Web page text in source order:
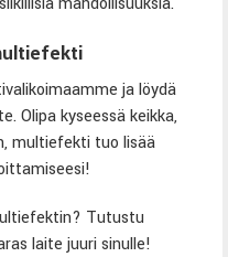
ja löydä
Olipa kyseessä keikka,
multiefekti tuo lisää
Tutustu
laite juuri sinulle!